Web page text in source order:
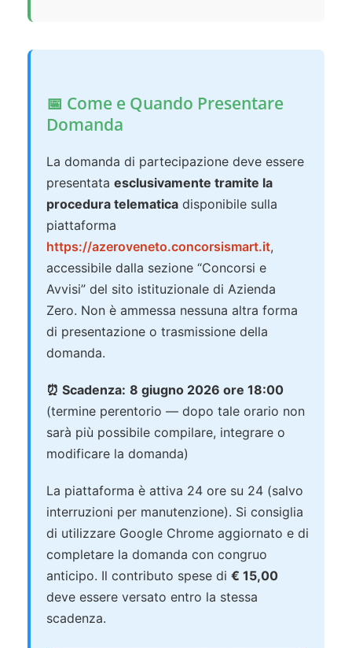
📅 Come e Quando Presentare
Domanda
La domanda di partecipazione deve essere
presentata esclusivamente tramite la
procedura telematica disponibile sulla
piattaforma
https://azeroveneto.concorsismart.it,
accessibile dalla sezione “Concorsi e
Avvisi” del sito istituzionale di Azienda
Zero. Non è ammessa nessuna altra forma
di presentazione o trasmissione della
domanda.
⏰ Scadenza: 8 giugno 2026 ore 18:00
(termine perentorio — dopo tale orario non
sarà più possibile compilare, integrare o
modificare la domanda)
La piattaforma è attiva 24 ore su 24 (salvo
interruzioni per manutenzione). Si consiglia
di utilizzare Google Chrome aggiornato e di
completare la domanda con congruo
anticipo. Il contributo spese di € 15,00
deve essere versato entro la stessa
scadenza.